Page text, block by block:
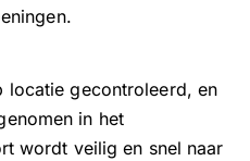
locatie gecontroleerd, en
in het
wordt veilig en snel naar